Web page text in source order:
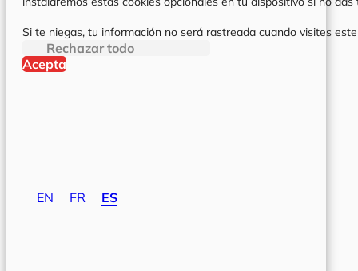
EN FR ES
Si te niegas, tu información no será rastreada cuando visites
Rechazar todo
Acepta